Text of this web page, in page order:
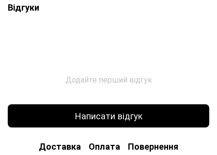
Відгуки
Додайте перший відгук
Написати відгук
Доставка Оплата Повернення